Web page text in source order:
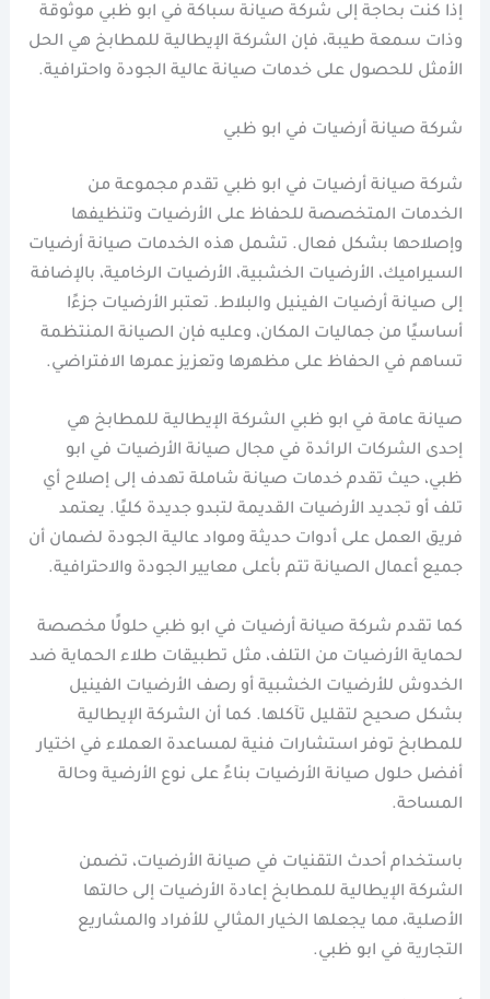
إذا كنت بحاجة إلى شركة صيانة سباكة في ابو ظبي موثوقة
وذات سمعة طيبة، فإن الشركة الإيطالية للمطابخ هي الحل
الأمثل للحصول على خدمات صيانة عالية الجودة واحترافية.
شركة صيانة أرضيات في ابو ظبي
شركة صيانة أرضيات في ابو ظبي تقدم مجموعة من
الخدمات المتخصصة للحفاظ على الأرضيات وتنظيفها
وإصلاحها بشكل فعال. تشمل هذه الخدمات صيانة أرضيات
السيراميك، الأرضيات الخشبية، الأرضيات الرخامية، بالإضافة
إلى صيانة أرضيات الفينيل والبلاط. تعتبر الأرضيات جزءًا
أساسيًا من جماليات المكان، وعليه فإن الصيانة المنتظمة
تساهم في الحفاظ على مظهرها وتعزيز عمرها الافتراضي.
صيانة عامة في ابو ظبي الشركة الإيطالية للمطابخ هي
إحدى الشركات الرائدة في مجال صيانة الأرضيات في ابو
ظبي، حيث تقدم خدمات صيانة شاملة تهدف إلى إصلاح أي
تلف أو تجديد الأرضيات القديمة لتبدو جديدة كليًا. يعتمد
فريق العمل على أدوات حديثة ومواد عالية الجودة لضمان أن
جميع أعمال الصيانة تتم بأعلى معايير الجودة والاحترافية.
كما تقدم شركة صيانة أرضيات في ابو ظبي حلولًا مخصصة
لحماية الأرضيات من التلف، مثل تطبيقات طلاء الحماية ضد
الخدوش للأرضيات الخشبية أو رصف الأرضيات الفينيل
بشكل صحيح لتقليل تآكلها. كما أن الشركة الإيطالية
للمطابخ توفر استشارات فنية لمساعدة العملاء في اختيار
أفضل حلول صيانة الأرضيات بناءً على نوع الأرضية وحالة
المساحة.
باستخدام أحدث التقنيات في صيانة الأرضيات، تضمن
الشركة الإيطالية للمطابخ إعادة الأرضيات إلى حالتها
الأصلية، مما يجعلها الخيار المثالي للأفراد والمشاريع
التجارية في ابو ظبي.